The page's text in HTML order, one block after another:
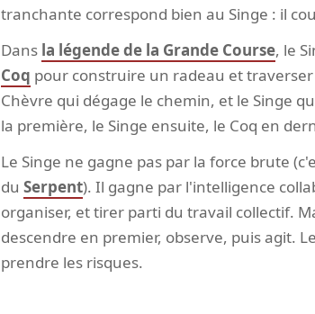
tranchante correspond bien au Singe : il
Dans la légende de la Grande Course, le
Coq pour construire un radeau et
Chèvre qui dégage le chemin, et le Singe
la première, le Singe ensuite, le Coq en
Le Singe ne gagne pas par la force brute
du Serpent). Il gagne par l'intelligence
organiser, et tirer parti du travail collectif.
descendre en premier, observe, puis agit.
prendre les risques.